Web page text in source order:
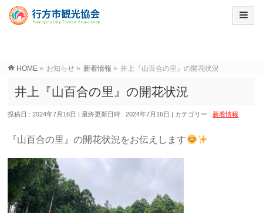
HOME » お知らせ » 新着情報 » 井上『山百合の里』の開花状況
井上『山百合の里』の開花状況
投稿日 : 2024年7月16日 最終更新日時 : 2024年7月16日 カテゴリー : 新着情報
『山百合の里』の開花状況をお伝えします